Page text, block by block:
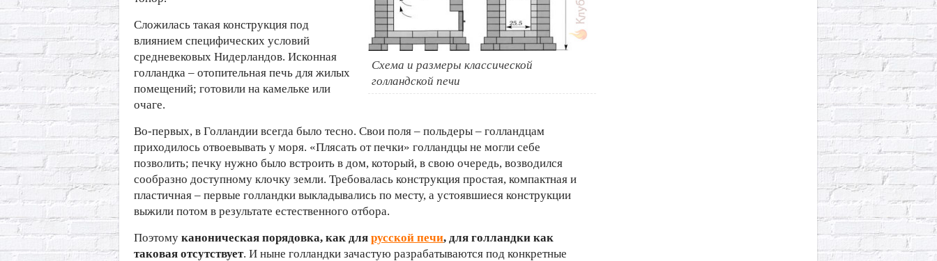
Схема и размеры классической
голландской печи
Сложилась такая конструкция под
влиянием специфических условий
средневековых Нидерландов. Исконная
голландка – отопительная печь для жилых
помещений; готовили на камельке или
очаге.
Во-первых, в Голландии всегда было тесно. Свои поля – польдеры – голландцам
приходилось отвоевывать у моря. «Плясать от печки» голландцы не могли себе
позволить; печку нужно было встроить в дом, который, в свою очередь, возводился
сообразно доступному клочку земли. Требовалась конструкция простая, компактная и
пластичная – первые голландки выкладывались по месту, а устоявшиеся конструкции
выжили потом в результате естественного отбора.
Поэтому каноническая порядовка, как для русской печи, для голландки как
таковая отсутствует. И ныне голландки зачастую разрабатываются под конкретные